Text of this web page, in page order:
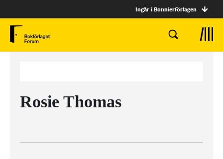
Ingår i Bonnierförlagen
Rosie Thomas